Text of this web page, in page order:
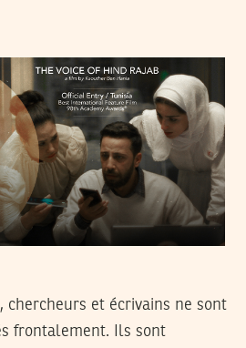
chercheurs et écrivains ne sont
frontalement. Ils sont